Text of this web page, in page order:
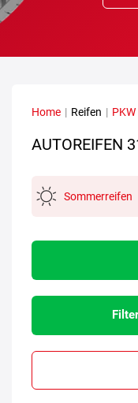
Home | Reifen | PKW
AUTOREIFEN
Sommerreifen